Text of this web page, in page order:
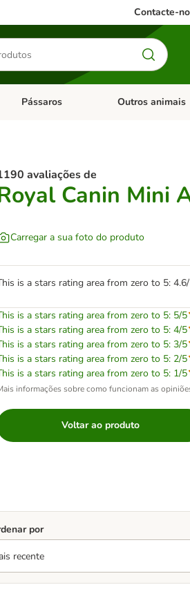
Contacte-
Antiparasitários
Abrir menu de categoria: Roedores
Pássaros Abrir menu de
Outros animais
avaliações de
Canin Mini
Carregar a sua foto do produto
is a stars rating area from zero to 5:
is a stars rating area from zero to 5: 5/5
is a stars rating area from zero to 5: 4/5
is a stars rating area from zero to 5: 3/5
is a stars rating area from zero to 5: 2/5
is a stars rating area from zero to 5: 1/5
informações sobre como funcionam as
Voltar ao produto
por